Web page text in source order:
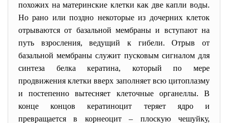
похожих на материнские клетки как две капли воды.
Но рано или поздно некоторые из дочерних клеток
отрываются от базальной мембраны и вступают на
путь взросления, ведущий к гибели. Отрыв от
базальной мембраны служит пусковым сигналом для
синтеза белка кератина, который по мере
продвижения клетки вверх заполняет всю цитоплазму
и постепенно вытесняет клеточные органеллы. В
конце концов кератиноцит теряет ядро и
превращается в корнеоцит– плоскую чешуйку,